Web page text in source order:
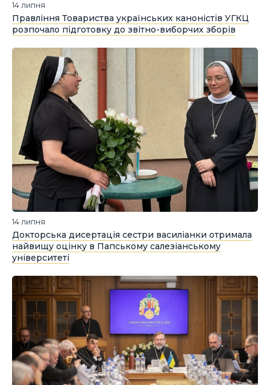
14 липня
Правління Товариства українських каноністів УГКЦ
розпочало підготовку до звітно-виборчих зборів
14 липня
Докторська дисертація сестри василіанки отримала
найвищу оцінку в Папському салезіанському
університеті